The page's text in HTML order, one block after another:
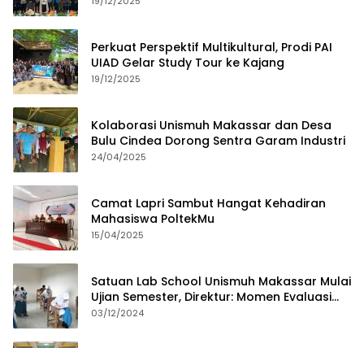
Perkuat Perspektif Multikultural, Prodi PAI
UIAD Gelar Study Tour ke Kajang
19/12/2025
Kolaborasi Unismuh Makassar dan Desa
Bulu Cindea Dorong Sentra Garam Industri
24/04/2025
Camat Lapri Sambut Hangat Kehadiran
Mahasiswa PoltekMu
15/04/2025
Satuan Lab School Unismuh Makassar Mulai
Ujian Semester, Direktur: Momen Evaluasi
Proses Pembelajaran
03/12/2024